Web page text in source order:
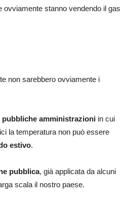
ovviamente stanno vendendo il gas
non sarebbero ovviamente i
pubbliche amministrazioni in cui
la temperatura non può essere
estivo.
pubblica, già applicata da alcuni
scala il nostro paese.